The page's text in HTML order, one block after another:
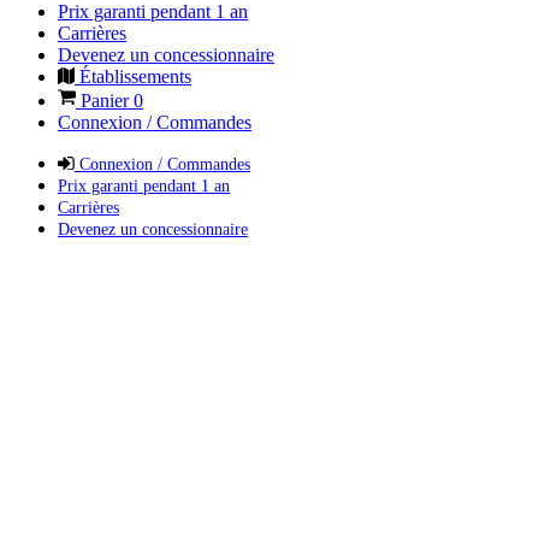
Prix garanti pendant 1 an
Carrières
Devenez un concessionnaire
Établissements
Panier0
Connexion / Commandes
Connexion / Commandes
Prix garanti pendant 1 an
Carrières
Devenez un concessionnaire